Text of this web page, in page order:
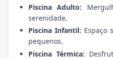
Piscina Adulto:
serenidade.
Piscina Infantil: Espaço
pequenos.
Piscina Térmica: